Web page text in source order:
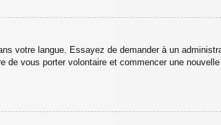
votre langue. Essayez de demander à un
vous porter volontaire et commencer une